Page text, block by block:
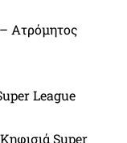
Ατρόμητος
League
Super